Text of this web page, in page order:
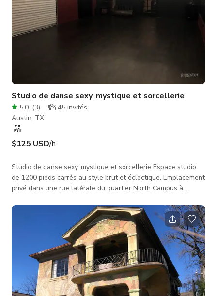
Studio de danse sexy, mystique et sorcellerie
5.0 (3) 45 invités
Austin, TX
$125 USD/h
Studio de danse sexy, mystique et sorcellerie Espace studio
de 1200 pieds carrés au style brut et éclectique. Emplacement
privé dans une rue latérale du quartier North Campus à
œuvres érotiques, et autel éclairé aux bougies. Environ 300
rideaux, salle de bain, et unité d'étagères pour rangement. •
Espace studio avec murs en briques rouges foncées, planch